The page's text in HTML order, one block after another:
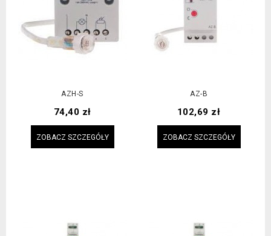
AZH-S
Cena
74,40 zł
ZOBACZ SZCZEGÓŁY
AZ-B
Cena
102,69 zł
ZOBACZ SZCZEGÓŁY